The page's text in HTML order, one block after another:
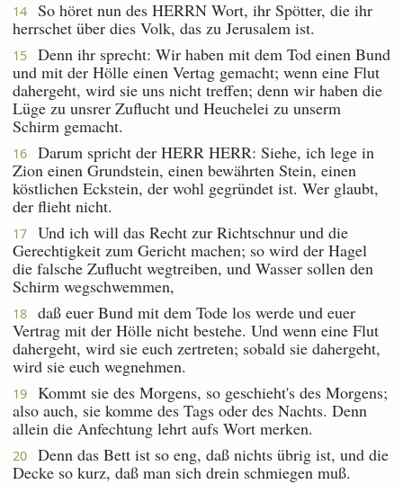
14
So höret nun des HERRN Wort, ihr Spötter, die ihr
herrschet über dies Volk, das zu Jerusalem ist.
15
Denn ihr sprecht: Wir haben mit dem Tod einen Bund
und mit der Hölle einen Vertag gemacht; wenn eine Flut
dahergeht, wird sie uns nicht treffen; denn wir haben die
Lüge zu unsrer Zuflucht und Heuchelei zu unserm
Schirm gemacht.
16
Darum spricht der HERR HERR: Siehe, ich lege in
Zion einen Grundstein, einen bewährten Stein, einen
köstlichen Eckstein, der wohl gegründet ist. Wer glaubt,
der flieht nicht.
17
Und ich will das Recht zur Richtschnur und die
Gerechtigkeit zum Gericht machen; so wird der Hagel
die falsche Zuflucht wegtreiben, und Wasser sollen den
Schirm wegschwemmen,
18
daß euer Bund mit dem Tode los werde und euer
Vertrag mit der Hölle nicht bestehe. Und wenn eine Flut
dahergeht, wird sie euch zertreten; sobald sie dahergeht,
wird sie euch wegnehmen.
19
Kommt sie des Morgens, so geschieht's des Morgens;
also auch, sie komme des Tags oder des Nachts. Denn
allein die Anfechtung lehrt aufs Wort merken.
20
Denn das Bett ist so eng, daß nichts übrig ist, und die
Decke so kurz, daß man sich drein schmiegen muß.